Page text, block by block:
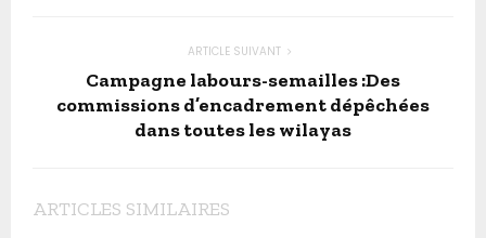
ARTICLE SUIVANT
Campagne labours-semailles :Des
commissions d’encadrement dépêchées
dans toutes les wilayas
ARTICLES SIMILAIRES